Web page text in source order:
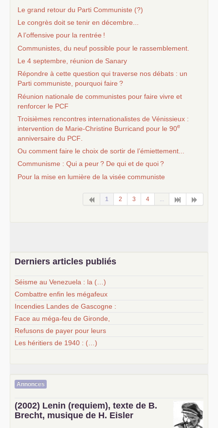
Le grand retour du Parti Communiste (?)
Le congrès doit se tenir en décembre...
A l’offensive pour la rentrée !
Communistes, du neuf possible pour le rassemblement.
Le 4 septembre, réunion de Sanary
Répondre à cette question qui traverse nos débats : un
Parti communiste, pourquoi faire ?
Réunion nationale de communistes pour faire vivre et
renforcer le PCF
Troisièmes rencontres internationalistes de Vénissieux :
intervention de Marie-Christine Burricand pour le 90e
anniversaire du PCF
Ou comment faire le choix de sortir de l’émiettement...
Communisme : Qui a peur? De qui et de quoi?
Pour la mise en lumière de la visée communiste
1 2 3 4
Derniers articles publiés
Séisme au Venezuela : la (…)
Combattre enfin les mégafeux
Incendies Landes de Gascogne :
Face au méga-feu de Gironde,
Refusons de payer pour leurs
Les héritiers de 1940 : (…)
Annonces
(2002) Lenin (requiem), texte de B.
Brecht, musique de H. Eisler